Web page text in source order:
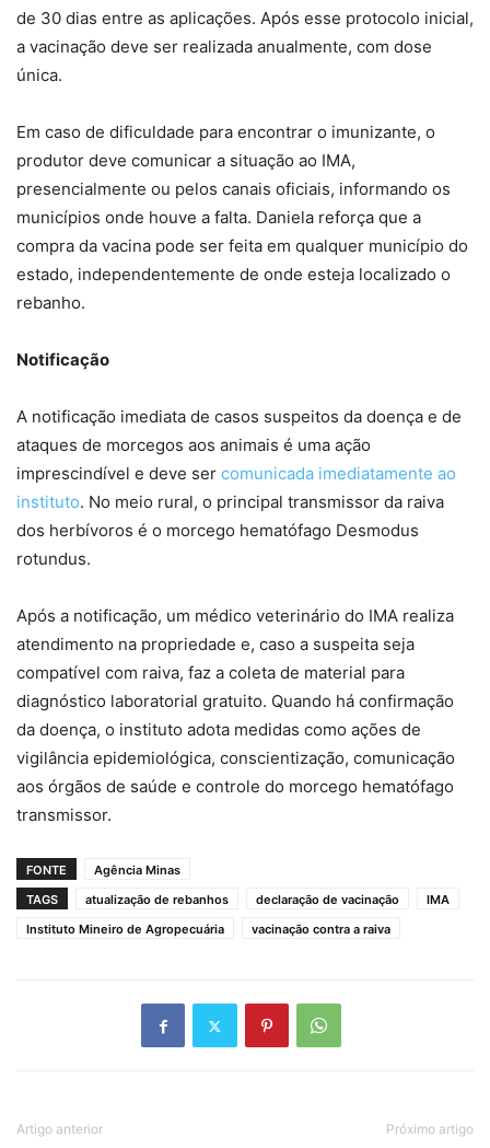
de 30 dias entre as aplicações. Após esse protocolo inicial,
a vacinação deve ser realizada anualmente, com dose
única.
Em caso de dificuldade para encontrar o imunizante, o
produtor deve comunicar a situação ao IMA,
presencialmente ou pelos canais oficiais, informando os
municípios onde houve a falta. Daniela reforça que a
compra da vacina pode ser feita em qualquer município do
estado, independentemente de onde esteja localizado o
rebanho.
Notificação
A notificação imediata de casos suspeitos da doença e de
ataques de morcegos aos animais é uma ação
imprescindível e deve ser comunicada imediatamente ao
instituto. No meio rural, o principal transmissor da raiva
dos herbívoros é o morcego hematófago Desmodus
rotundus.
Após a notificação, um médico veterinário do IMA realiza
atendimento na propriedade e, caso a suspeita seja
compatível com raiva, faz a coleta de material para
diagnóstico laboratorial gratuito. Quando há confirmação
da doença, o instituto adota medidas como ações de
vigilância epidemiológica, conscientização, comunicação
aos órgãos de saúde e controle do morcego hematófago
transmissor.
FONTE
Agência Minas
TAGS
atualização de rebanhos declaração de vacinação
IMA
Instituto Mineiro de Agropecuária
vacinação contra a raiva
Artigo anterior Próximo artigo